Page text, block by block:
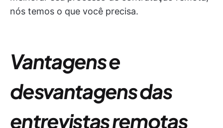
nós temos o que você precisa.
Vantagens e
desvantagens das
entrevistas remotas